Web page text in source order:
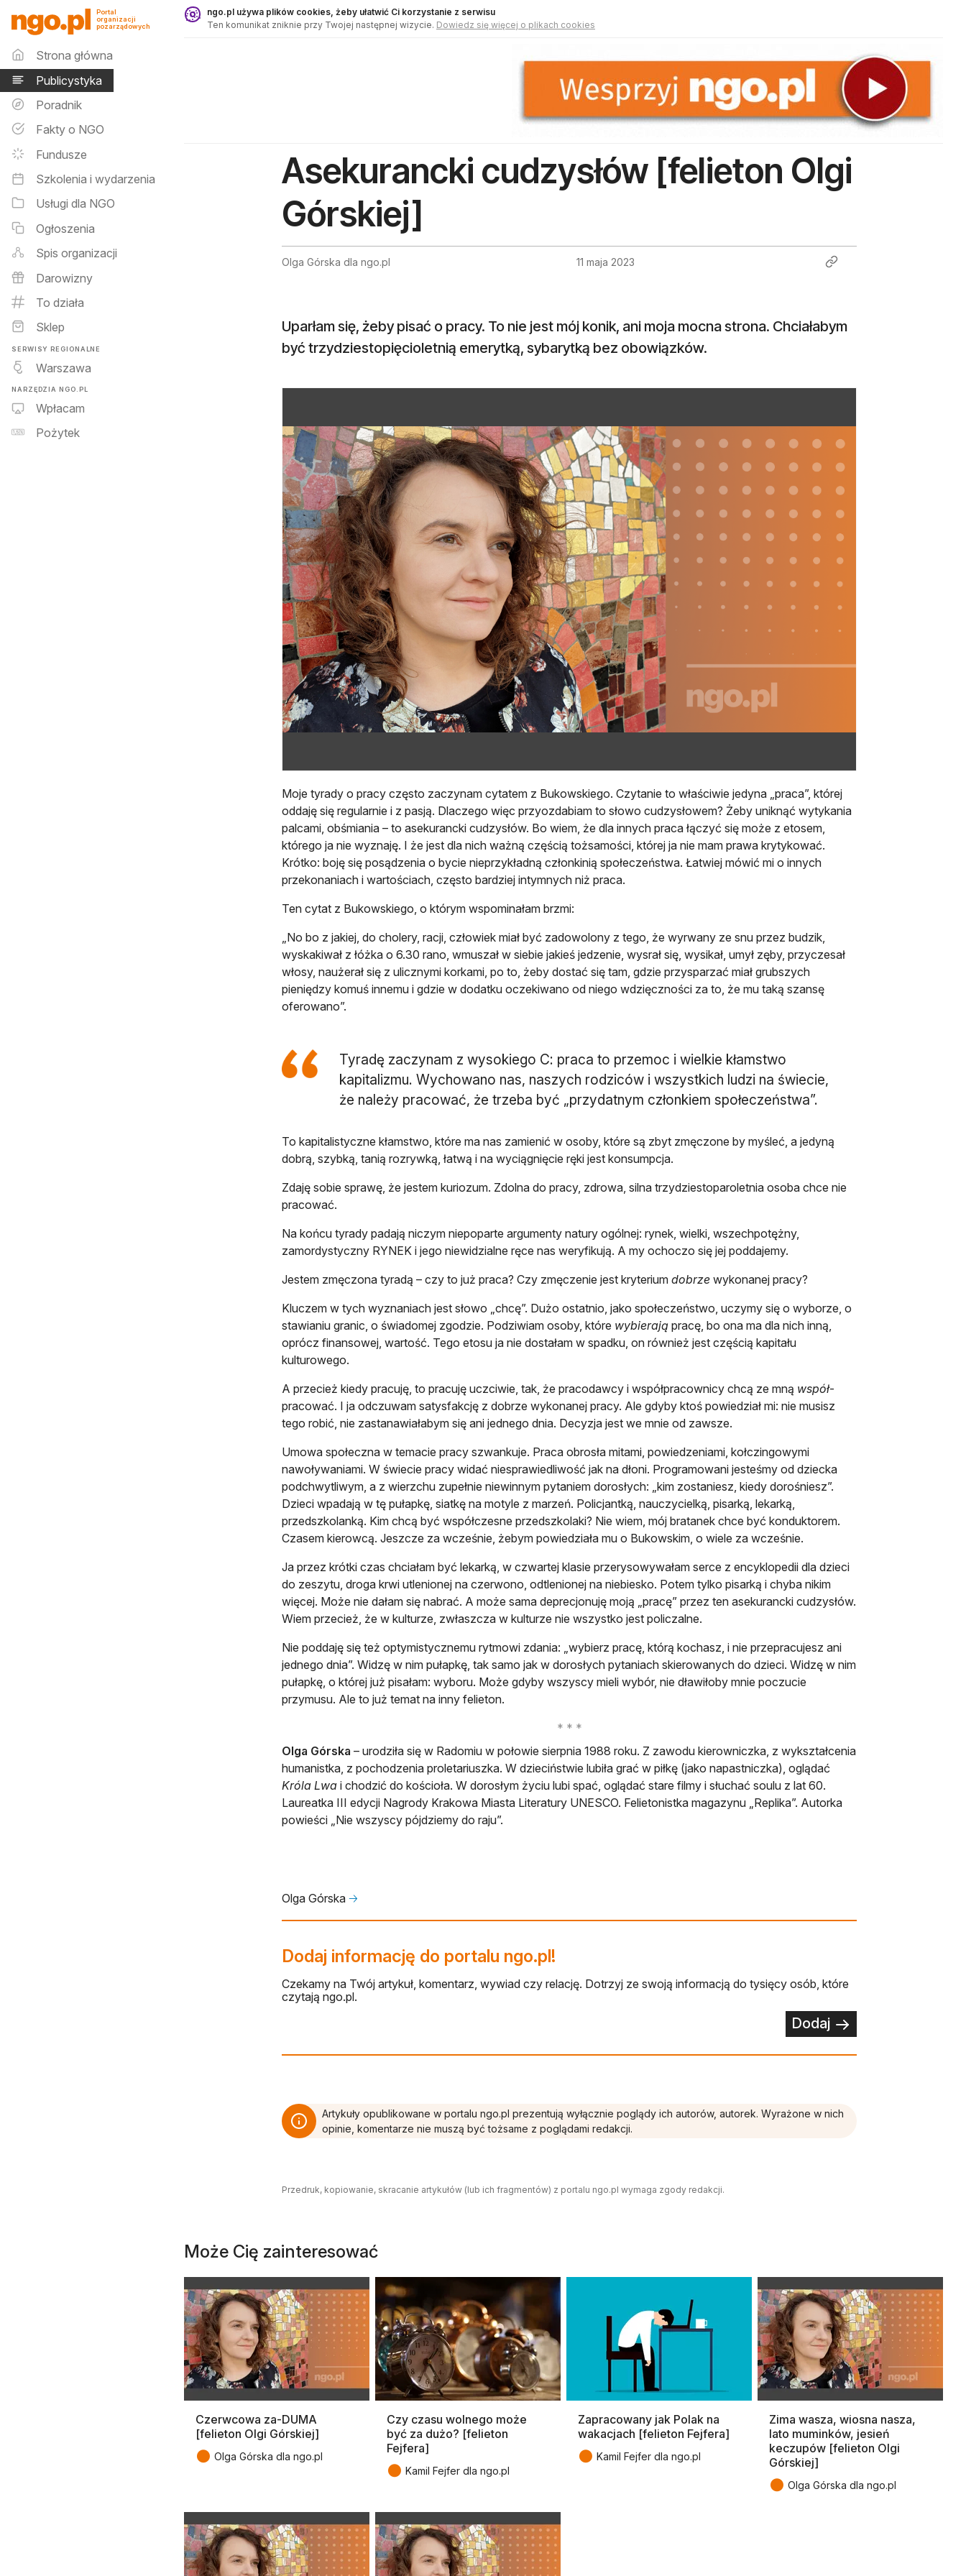
Publicystyka - ngo.pl
Portal
organizacji
pozarządowych
Menu główne
Strona główna
Publicystyka
Poradnik
Fakty o NGO
Fundusze
Szkolenia i wydarzenia
Usługi dla NGO
Ogłoszenia
Spis organizacji
Darowizny
To działa
Sklep
SERWISY REGIONALNE
Warszawa
NARZĘDZIA NGO.PL
Wpłacam
Pożytek
ngo.pl używa plików cookies, żeby ułatwić Ci korzystanie z serwisu
Ten komunikat zniknie przy Twojej następnej wizycie. Dowiedz się więcej o plikach cookies
Asekurancki cudzysłów [felieton Olgi
Górskiej]
Olga Górska dla ngo.pl 11 maja 2023
Uparłam się, żeby pisać o pracy. To nie jest mój konik, ani moja mocna strona. Chciałabym
być trzydziestopięcioletnią emerytką, sybarytką bez obowiązków.
Moje tyrady o pracy często zaczynam cytatem z Bukowskiego. Czytanie to właściwie jedyna „praca”, której
oddaję się regularnie i z pasją. Dlaczego więc przyozdabiam to słowo cudzysłowem? Żeby uniknąć wytykania
palcami, obśmiania – to asekurancki cudzysłów. Bo wiem, że dla innych praca łączyć się może z etosem,
którego ja nie wyznaję. I że jest dla nich ważną częścią tożsamości, której ja nie mam prawa krytykować.
Krótko: boję się posądzenia o bycie nieprzykładną członkinią społeczeństwa. Łatwiej mówić mi o innych
przekonaniach i wartościach, często bardziej intymnych niż praca.
Ten cytat z Bukowskiego, o którym wspominałam brzmi:
„No bo z jakiej, do cholery, racji, człowiek miał być zadowolony z tego, że wyrwany ze snu przez budzik,
wyskakiwał z łóżka o 6.30 rano, wmuszał w siebie jakieś jedzenie, wysrał się, wysikał, umył zęby, przyczesał
włosy, naużerał się z ulicznymi korkami, po to, żeby dostać się tam, gdzie przysparzać miał grubszych
pieniędzy komuś innemu i gdzie w dodatku oczekiwano od niego wdzięczności za to, że mu taką szansę
oferowano”.
Tyradę zaczynam z wysokiego C: praca to przemoc i wielkie kłamstwo
kapitalizmu. Wychowano nas, naszych rodziców i wszystkich ludzi na świecie,
że należy pracować, że trzeba być „przydatnym członkiem społeczeństwa”.
To kapitalistyczne kłamstwo, które ma nas zamienić w osoby, które są zbyt zmęczone by myśleć, a jedyną
dobrą, szybką, tanią rozrywką, łatwą i na wyciągnięcie ręki jest konsumpcja.
Zdaję sobie sprawę, że jestem kuriozum. Zdolna do pracy, zdrowa, silna trzydziestoparoletnia osoba chce nie
pracować.
Na końcu tyrady padają niczym niepoparte argumenty natury ogólnej: rynek, wielki, wszechpotężny,
zamordystyczny RYNEK i jego niewidzialne ręce nas weryfikują. A my ochoczo się jej poddajemy.
Jestem zmęczona tyradą – czy to już praca? Czy zmęczenie jest kryterium dobrze wykonanej pracy?
Kluczem w tych wyznaniach jest słowo „chcę”. Dużo ostatnio, jako społeczeństwo, uczymy się o wyborze, o
stawianiu granic, o świadomej zgodzie. Podziwiam osoby, które wybierają pracę, bo ona ma dla nich inną,
oprócz finansowej, wartość. Tego etosu ja nie dostałam w spadku, on również jest częścią kapitału
kulturowego.
A przecież kiedy pracuję, to pracuję uczciwie, tak, że pracodawcy i współpracownicy chcą ze mną współ-
pracować. I ja odczuwam satysfakcję z dobrze wykonanej pracy. Ale gdyby ktoś powiedział mi: nie musisz
tego robić, nie zastanawiałabym się ani jednego dnia. Decyzja jest we mnie od zawsze.
Umowa społeczna w temacie pracy szwankuje. Praca obrosła mitami, powiedzeniami, kołczingowymi
nawoływaniami. W świecie pracy widać niesprawiedliwość jak na dłoni. Programowani jesteśmy od dziecka
podchwytliwym, a z wierzchu zupełnie niewinnym pytaniem dorosłych: „kim zostaniesz, kiedy dorośniesz”.
Dzieci wpadają w tę pułapkę, siatkę na motyle z marzeń. Policjantką, nauczycielką, pisarką, lekarką,
przedszkolanką. Kim chcą być współczesne przedszkolaki? Nie wiem, mój bratanek chce być konduktorem.
Czasem kierowcą. Jeszcze za wcześnie, żebym powiedziała mu o Bukowskim, o wiele za wcześnie.
Ja przez krótki czas chciałam być lekarką, w czwartej klasie przerysowywałam serce z encyklopedii dla dzieci
do zeszytu, droga krwi utlenionej na czerwono, odtlenionej na niebiesko. Potem tylko pisarką i chyba nikim
więcej. Może nie dałam się nabrać. A może sama deprecjonuję moją „pracę” przez ten asekurancki cudzysłów.
Wiem przecież, że w kulturze, zwłaszcza w kulturze nie wszystko jest policzalne.
Nie poddaję się też optymistycznemu rytmowi zdania: „wybierz pracę, którą kochasz, i nie przepracujesz ani
jednego dnia”. Widzę w nim pułapkę, tak samo jak w dorosłych pytaniach skierowanych do dzieci. Widzę w nim
pułapkę, o której już pisałam: wyboru. Może gdyby wszyscy mieli wybór, nie dławiłoby mnie poczucie
przymusu. Ale to już temat na inny felieton.
Olga Górska – urodziła się w Radomiu w połowie sierpnia 1988 roku. Z zawodu kierowniczka, z wykształcenia
humanistka, z pochodzenia proletariuszka. W dzieciństwie lubiła grać w piłkę (jako napastniczka), oglądać
Króla Lwa i chodzić do kościoła. W dorosłym życiu lubi spać, oglądać stare filmy i słuchać soulu z lat 60.
Laureatka III edycji Nagrody Krakowa Miasta Literatury UNESCO. Felietonistka magazynu „Replika”. Autorka
powieści „Nie wszyscy pójdziemy do raju”.
Olga Górska 🡢
Dodaj informację do portalu ngo.pl!
Czekamy na Twój artykuł, komentarz, wywiad czy relację. Dotrzyj ze swoją informacją do tysięcy osób, które
czytają ngo.pl.
Dodaj
Artykuły opublikowane w portalu ngo.pl prezentują wyłącznie poglądy ich autorów, autorek. Wyrażone w nich
opinie, komentarze nie muszą być tożsame z poglądami redakcji.
Przedruk, kopiowanie, skracanie artykułów (lub ich fragmentów) z portalu ngo.pl wymaga zgody redakcji.
Może Cię zainteresować
Czerwcowa za-DUMA
[felieton Olgi Górskiej]
● Olga Górska dla ngo.pl
Czy czasu wolnego może
być za dużo? [felieton
Fejfera]
● Kamil Fejfer dla ngo.pl
Zapracowany jak Polak na
wakacjach [felieton Fejfera]
● Kamil Fejfer dla ngo.pl
Zima wasza, wiosna nasza,
lato muminków, jesień
keczupów [felieton Olgi
Górskiej]
● Olga Górska dla ngo.pl